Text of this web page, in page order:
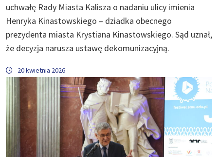
uchwałę Rady Miasta Kalisza o nadaniu ulicy imienia
Henryka Kinastowskiego – dziadka obecnego
prezydenta miasta Krystiana Kinastowskiego. Sąd uznał,
że decyzja narusza ustawę dekomunizacyjną.
20 kwietnia 2026